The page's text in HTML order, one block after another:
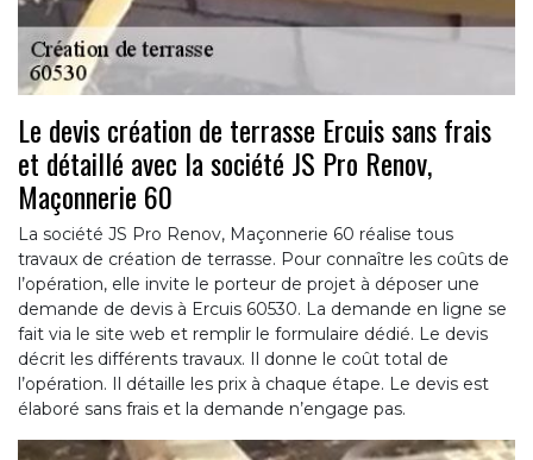
Le devis création de terrasse Ercuis sans frais
et détaillé avec la société JS Pro Renov,
Maçonnerie 60
La société JS Pro Renov, Maçonnerie 60 réalise tous
travaux de création de terrasse. Pour connaître les coûts de
l’opération, elle invite le porteur de projet à déposer une
demande de devis à Ercuis 60530. La demande en ligne se
fait via le site web et remplir le formulaire dédié. Le devis
décrit les différents travaux. Il donne le coût total de
l’opération. Il détaille les prix à chaque étape. Le devis est
élaboré sans frais et la demande n’engage pas.